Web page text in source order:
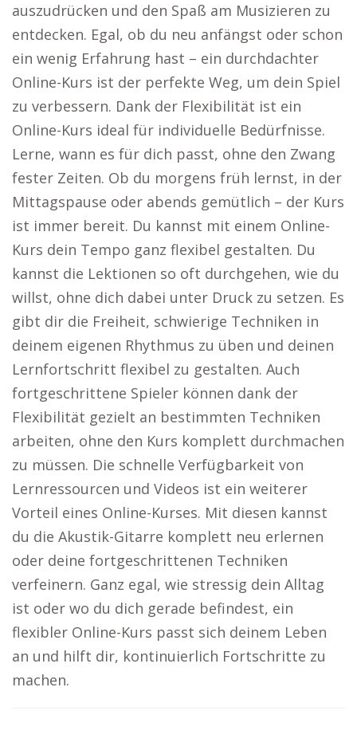
auszudrücken und den Spaß am Musizieren zu
entdecken. Egal, ob du neu anfängst oder schon
ein wenig Erfahrung hast – ein durchdachter
Online-Kurs ist der perfekte Weg, um dein Spiel
zu verbessern. Dank der Flexibilität ist ein
Online-Kurs ideal für individuelle Bedürfnisse.
Lerne, wann es für dich passt, ohne den Zwang
fester Zeiten. Ob du morgens früh lernst, in der
Mittagspause oder abends gemütlich – der Kurs
ist immer bereit. Du kannst mit einem Online-
Kurs dein Tempo ganz flexibel gestalten. Du
kannst die Lektionen so oft durchgehen, wie du
willst, ohne dich dabei unter Druck zu setzen. Es
gibt dir die Freiheit, schwierige Techniken in
deinem eigenen Rhythmus zu üben und deinen
Lernfortschritt flexibel zu gestalten. Auch
fortgeschrittene Spieler können dank der
Flexibilität gezielt an bestimmten Techniken
arbeiten, ohne den Kurs komplett durchmachen
zu müssen. Die schnelle Verfügbarkeit von
Lernressourcen und Videos ist ein weiterer
Vorteil eines Online-Kurses. Mit diesen kannst
du die Akustik-Gitarre komplett neu erlernen
oder deine fortgeschrittenen Techniken
verfeinern. Ganz egal, wie stressig dein Alltag
ist oder wo du dich gerade befindest, ein
flexibler Online-Kurs passt sich deinem Leben
an und hilft dir, kontinuierlich Fortschritte zu
machen.